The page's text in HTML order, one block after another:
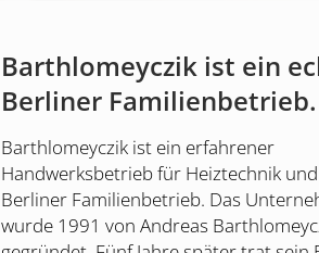
Barthlomeyczik ist ein
Berliner Familienbetrieb.
Barthlomeyczik ist ein erfahrener
Handwerksbetrieb für Heiztechnik
Berliner Familienbetrieb. Das
wurde 1991 von Andreas